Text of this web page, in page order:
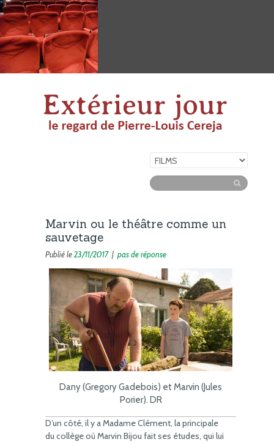
Marvin ou le théâtre comme un
sauvetage
Publié le23/11/2017| pas de réponse
Dany (Gregory Gadebois) et Marvin (Jules
Porier). DR
D’un côté, il y a Madame Clément, la principale
du collège où Marvin Bijou fait ses études, qui lui